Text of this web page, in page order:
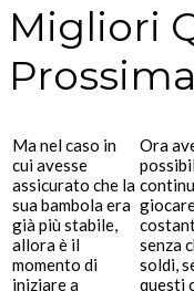
Migliori
Ma nel caso in
cui avesse
assicurato che la
sua bambola era
già più stabile,
allora è il
momento di
iniziare a
Ora
senza
soldi,
questi